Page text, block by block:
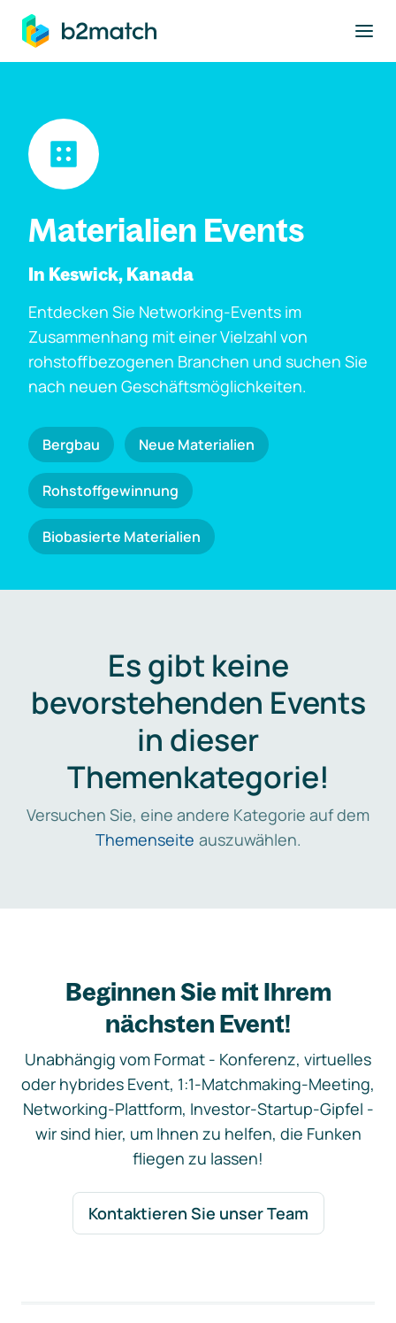
springen
Materialien Events
In Keswick, Kanada
Entdecken Sie Networking-Events im
Zusammenhang mit einer Vielzahl von
rohstoffbezogenen Branchen und suchen Sie
nach neuen Geschäftsmöglichkeiten.
Bergbau Neue Materialien
Rohstoffgewinnung
Biobasierte Materialien
Es gibt keine
bevorstehenden Events
in dieser
Themenkategorie!
Versuchen Sie, eine andere Kategorie auf dem
Themenseite auszuwählen.
Beginnen Sie mit Ihrem
nächsten Event!
Unabhängig vom Format - Konferenz, virtuelles
oder hybrides Event, 1:1-Matchmaking-Meeting,
Networking-Plattform, Investor-Startup-Gipfel -
wir sind hier, um Ihnen zu helfen, die Funken
fliegen zu lassen!
Kontaktieren Sie unser Team